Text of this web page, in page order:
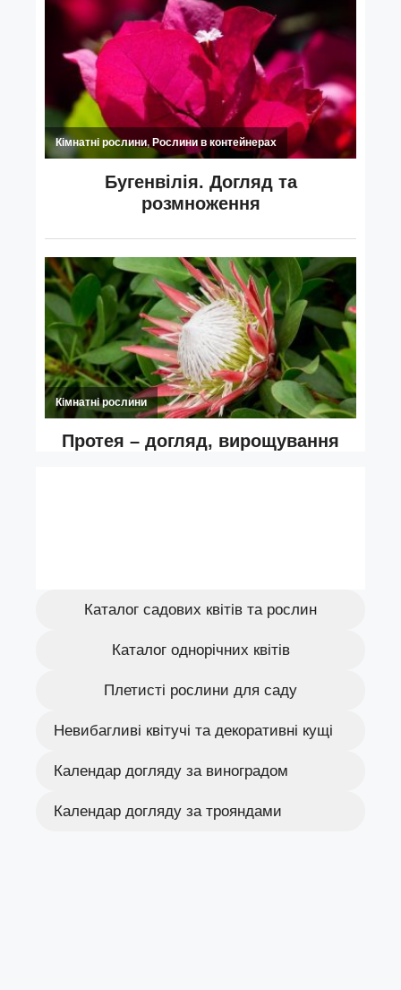
Каталог садових квітів та рослин
Каталог однорічних квітів
Плетисті рослини для саду
Невибагливі квітучі та декоративні кущі
Календар догляду за виноградом
Календар догляду за трояндами